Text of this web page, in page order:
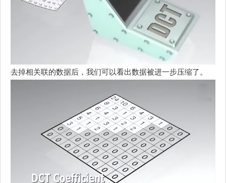
去掉相关联的数据后，我们可以看出数据被进一步压缩了。